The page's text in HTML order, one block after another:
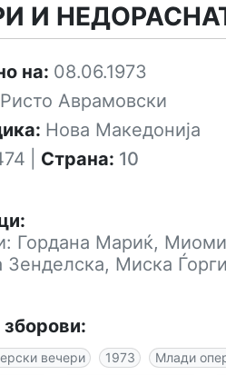
И
на: 08.06.1973
Ристо Аврамовски
Нова Македонија
Страна: 10
Гордана Мариќ,
Зенделска, Миска
вечери 1973 Млади